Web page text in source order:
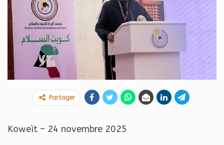
Partager
Koweït – 24 novembre 2025